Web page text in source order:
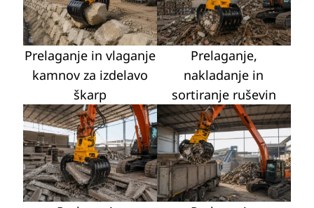
Prelaganje in vlaganje
kamnov za izdelavo
škarp
Prelaganje,
nakladanje in
sortiranje ruševin